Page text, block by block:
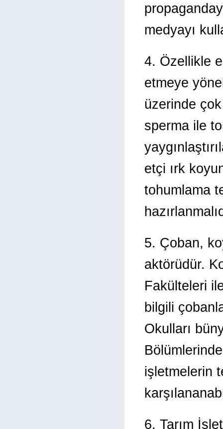
medyayı
4. Özellikle
etmeye
üzerinde çok
sperma ile
etçi ırk
tohumlama
5. Çoban,
aktörüdür.
Fakülteleri
bilgili
Okulları
işletmelerin
6. Tarım